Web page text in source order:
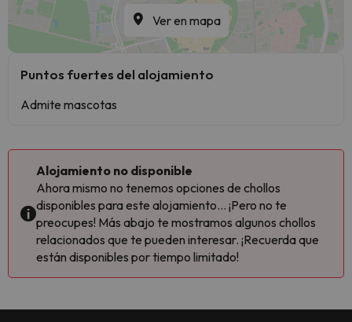
Ver en mapa
Puntos fuertes del alojamiento
Admite mascotas
Alojamiento no disponible
Ahora mismo no tenemos opciones de chollos
disponibles para este alojamiento... ¡Pero no te
preocupes! Más abajo te mostramos algunos chollos
relacionados que te pueden interesar. ¡Recuerda que
están disponibles por tiempo limitado!